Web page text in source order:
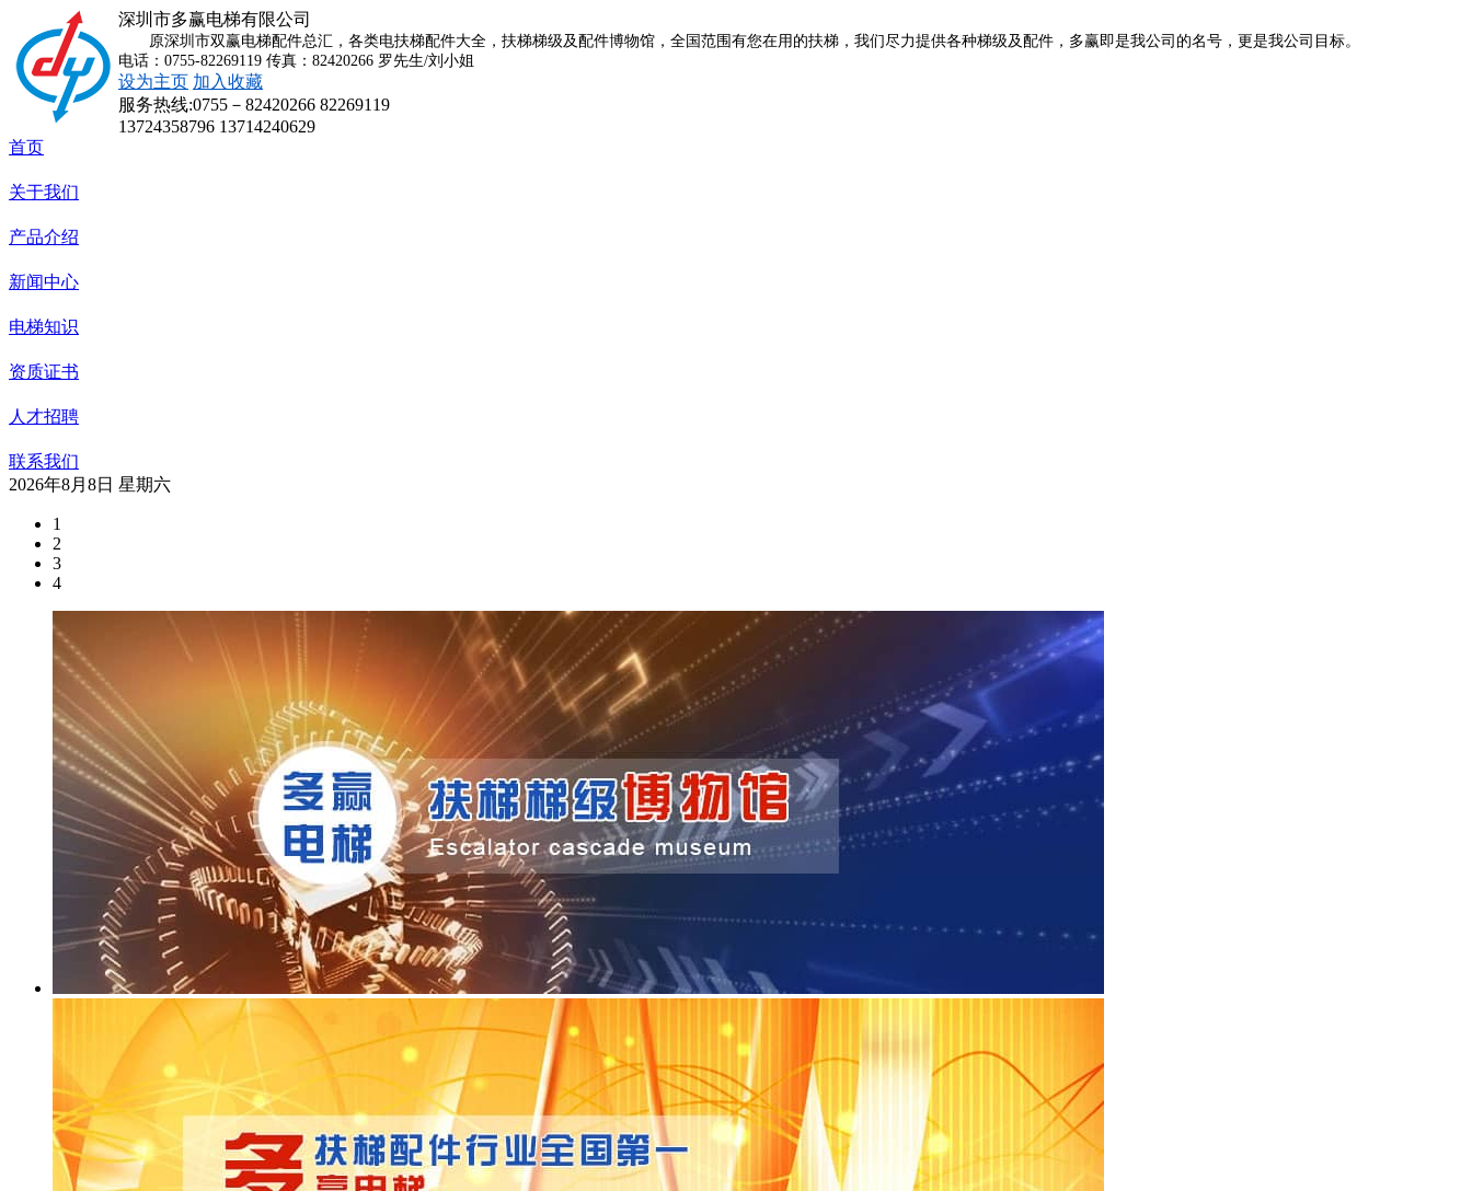
深圳市多赢电梯有限公司
原深圳市双赢电梯配件总汇，各类电扶梯配件大全，扶梯梯级及配件博物馆，全国范围有您在用的扶梯，我们尽力提供各种梯级及配件，多赢即是我公司的名号，更是我公司目标。
电话：0755-82269119 传真：82420266 罗先生/刘小姐
设为主页 加入收藏
服务热线:0755－82420266 82269119
13724358796 13714240629
首页
关于我们
产品介绍
新闻中心
电梯知识
资质证书
人才招聘
联系我们
2026年8月8日 星期六
1
2
3
4